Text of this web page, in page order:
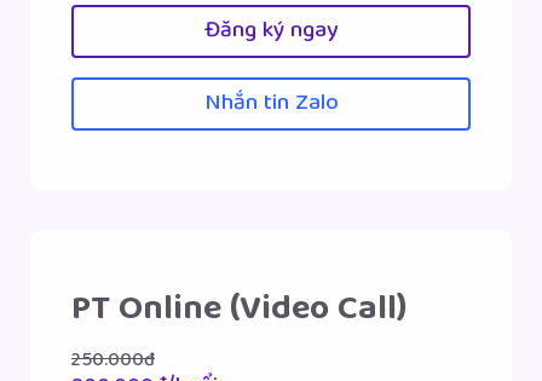
Đăng ký ngay
Nhắn tin Zalo
PT Online (Video Call)
250.000đ